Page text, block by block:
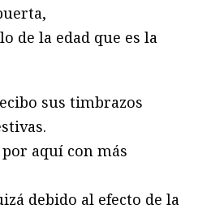
de la edad que es la
sus timbrazos
por aquí con más
debido al efecto de la